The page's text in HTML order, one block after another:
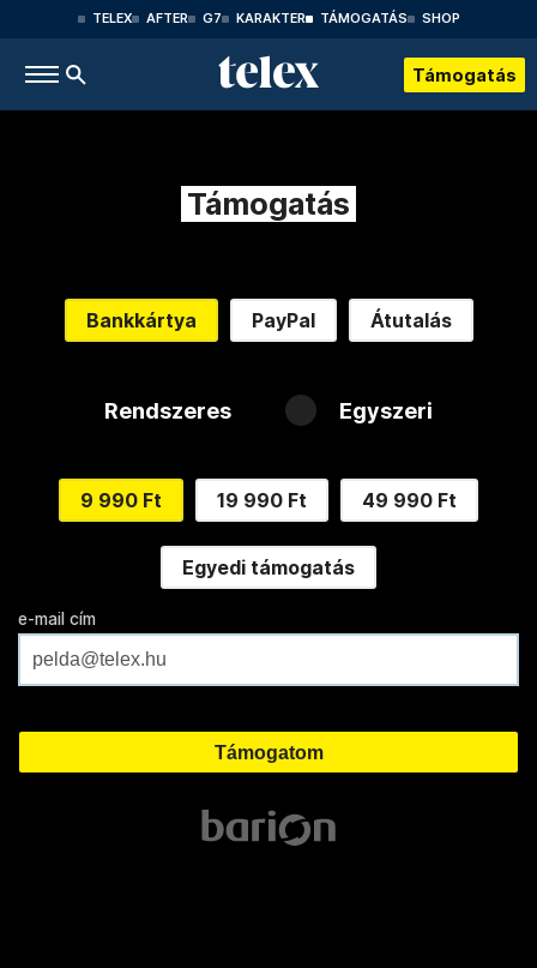
TELEX AFTER G7 KARAKTER TÁMOGATÁS SHOP
Támogatás
Támogatás
Bankkártya PayPal Átutalás
Rendszeres Egyszeri
9 990 Ft 19 990 Ft 49 990 Ft
Egyedi támogatás
e-mail cím